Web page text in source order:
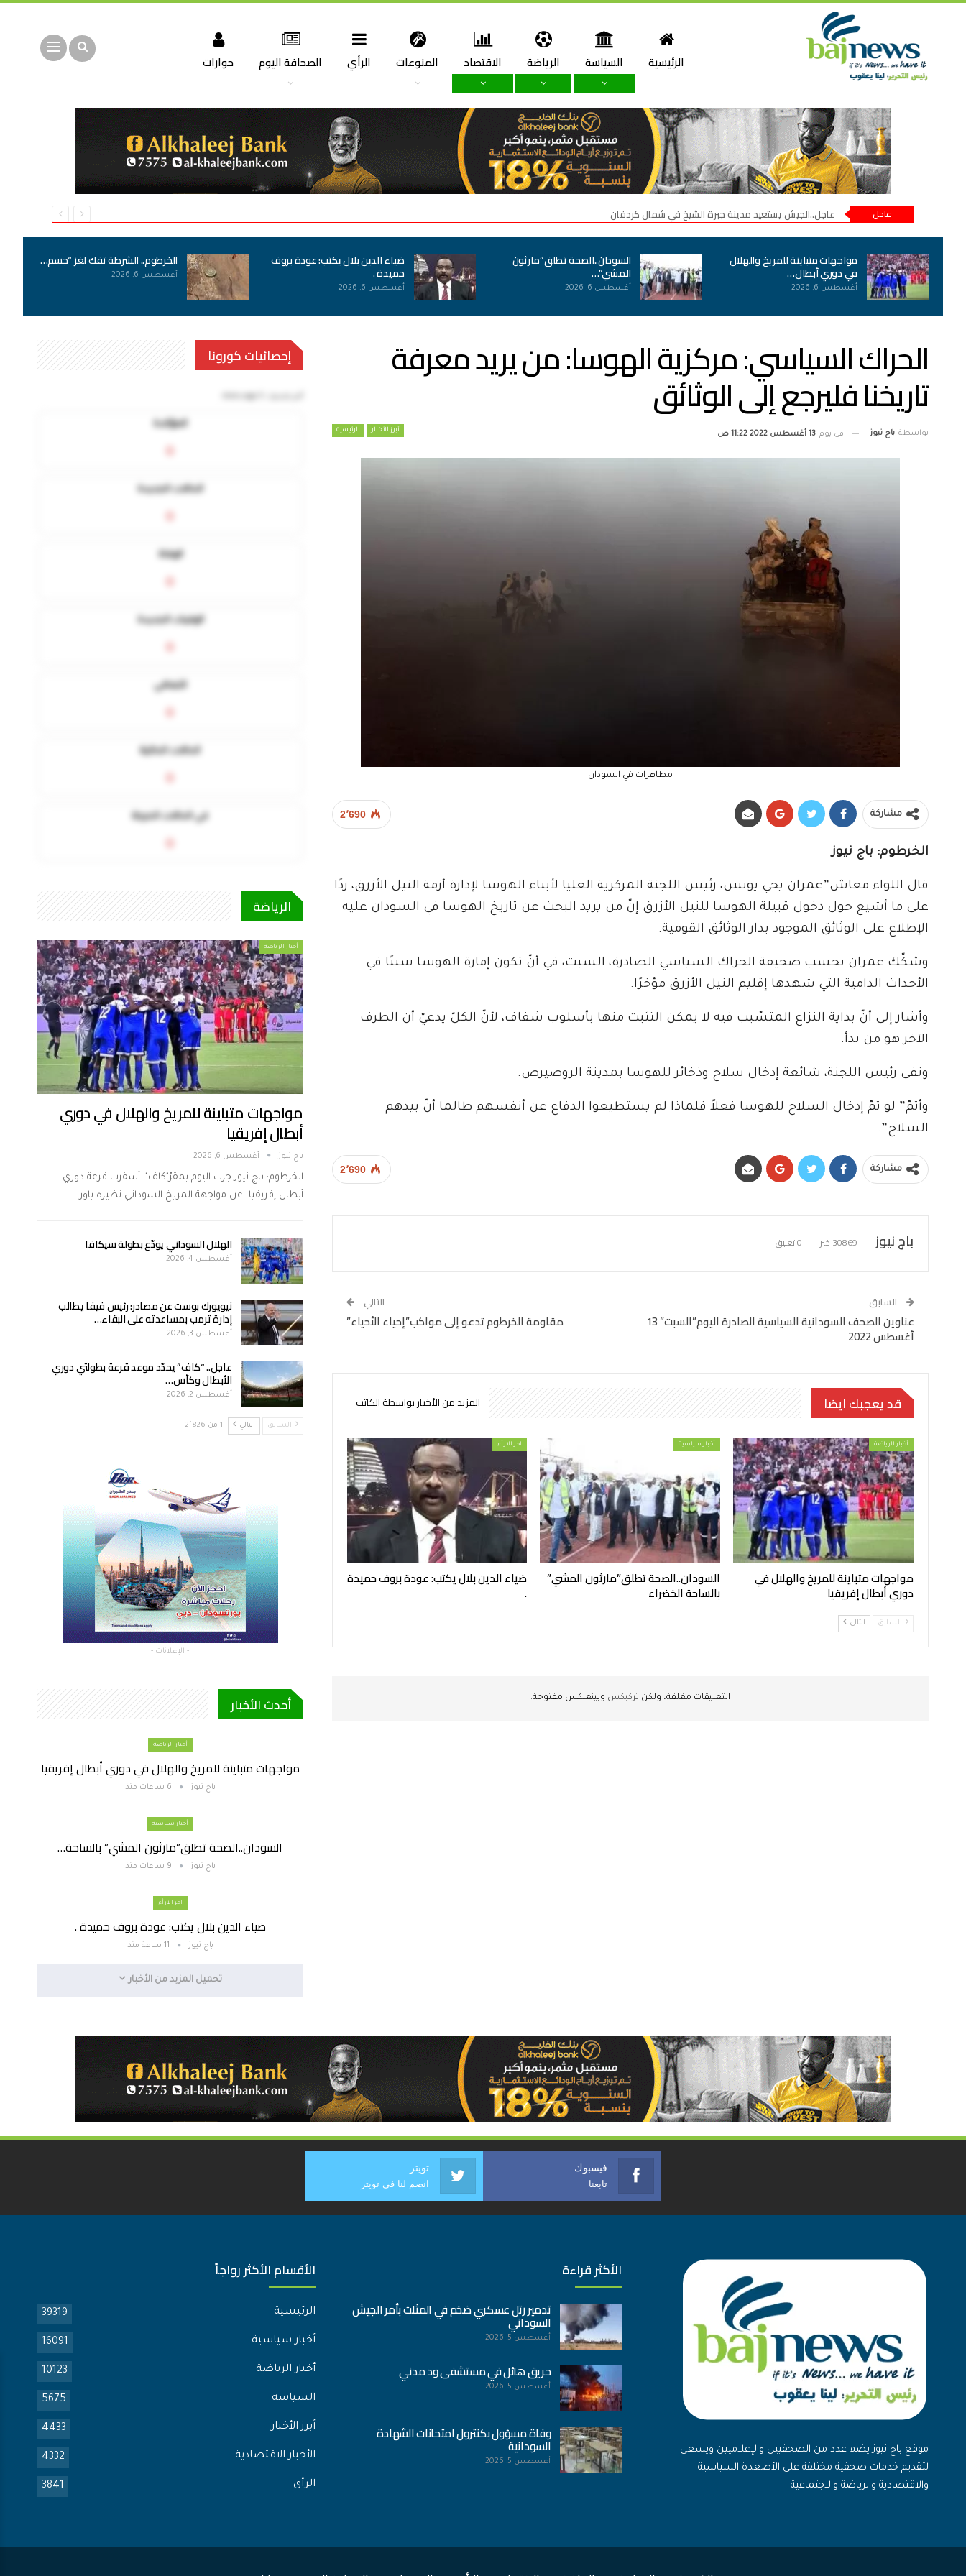
الرئيسية السياسة الرياضة الاقتصاد المنوعات الرأي الصحافة اليوم حوارات
عاجل عاجل..الجيش يستعيد مدينة جبرة الشيخ في شمال كردفان
مواجهات متباينة للمريخ والهلال
في دوري أبطال…
أغسطس 6, 2026
السودان..الصحة تطلق”مارثون
المشي”…
أغسطس 6, 2026
ضياء الدين بلال يكتب: عودة بروف
حميدة .
أغسطس 6, 2026
الخرطوم.. الشرطة تفك لغز “جسم…
أغسطس 6, 2026
الحراك السياسي: مركزية الهوسا: من يريد معرفة
تاريخنا فليرجع إلى الوثائق
أبرز الأخبار الرئيسية بواسطة باج نيوز في يوم 13 أغسطس 2022 11:22 ص
مظاهرات في السودان
2٬690 مشاركة
الخرطوم: باج نيوز
قال اللواء معاش”عمران يحي يونس، رئيس اللجنة المركزية العليا لأبناء الهوسا لإدارة أزمة النيل الأزرق، ردًا
على ما أشيع حول دخول قبيلة الهوسا للنيل الأزرق إنّ من يريد البحث عن تاريخ الهوسا في السودان عليه
الإطلاع على الوثائق الموجود بدار الوثائق القومية.
وشكّك عمران بحسب صحيفة الحراك السياسي الصادرة، السبت، في أنّ تكون إمارة الهوسا سببًا في
الأحداث الدامية التي شهدها إقليم النيل الأزرق مؤخرًا.
وأشار إلى أنّ بداية النزاع المتسّبب فيه لا يمكن التثبت منها بأسلوب شفاف، لأنّ الكلّ يدعيّ أن الطرف
الآخر هو من بدأ.
ونفى رئيس اللجنة، شائعة إدخال سلاح وذخائر للهوسا بمدينة الروصيرص.
وأتمّ” لو تمّ إدخال السلاح للهوسا فعلاً فلماذا لم يستطيعوا الدفاع عن أنفسهم طالما أنّ بيدهم
السلاح”.
2٬690 مشاركة
باج نيوز 30869 خبر 0 تعليق
السابق
عناوين الصحف السودانية السياسية الصادرة اليوم”السبت” 13
أغسطس 2022
التالي
مقاومة الخرطوم تدعو إلى مواكب”إحياء الأحياء”
قد يعجبك ايضا المزيد من الأخبار بواسطة الكاتب
أخبار الرياضة
مواجهات متباينة للمريخ والهلال في
دوري أبطال إفريقيا
أخبار سياسية
السودان..الصحة تطلق”مارثون المشي”
بالساحة الخضراء
اخر الارأء
ضياء الدين بلال يكتب: عودة بروف حميدة
.
السابق التالي
التعليقات مغلقة، ولكن تركبكس وبينغبكس مفتوحة.
إحصائيات كورونا
التعافي
في الحالات الحرجة
الرياضة
أخبار الرياضة
مواجهات متباينة للمريخ والهلال في دوري
أبطال إفريقيا
باج نيوز أغسطس 6, 2026
الخرطوم: باج نيوز جرت اليوم بمقرّ"كاف". أسفرت قرعة دوري
أبطال إفريقيا، عن مواجهة المريخ السوداني نظيره باور…
الهلال السوداني يودّع بطولة سيكافا
أغسطس 4, 2026
نيويورك بوست عن مصادر: رئيس فيفا يطالب
إدارة ترمب بمساعدته على البقاء…
أغسطس 3, 2026
عاجل.. “كاف” يحدّد موعد قرعة بطولتي دوري
الأبطال وكأس…
أغسطس 2, 2026
السابق التالي 1 من 2٬826
- الإعلانات -
أحدث الأخبار
أخبار الرياضة
مواجهات متباينة للمريخ والهلال في دوري أبطال إفريقيا
باج نيوز 6 ساعات منذ
أخبار سياسية
السودان..الصحة تطلق”مارثون المشي” بالساحة…
باج نيوز 9 ساعات منذ
اخر الارأء
ضياء الدين بلال يكتب: عودة بروف حميدة .
باج نيوز 11 ساعة منذ
تحميل المزيد من الأخبار
فيسبوك
تابعنا
تويتر
انضم لنا في تويتر
موقع باج نيوز يضم عدد من الصحفيين والإعلاميين ويسعى
لتقديم خدمات صحفية مختلفة على الأصعدة السياسية
والاقتصادية والرياضة والاجتماعية
الأكثر قراءة
تدمير رتل عسكري ضخم في المثلث بأمر الجيش
السوداني
أغسطس 5, 2026
حريق هائل في مستشفى ود مدني
أغسطس 5, 2026
وفاة مسؤول بكنترول امتحانات الشهادة
السودانية
أغسطس 5, 2026
الأقسام الأكثر رواجاً
الرئيسية 39319
أخبار سياسية 16091
أخبار الرياضة 10123
السياسة 5675
أبرز الأخبار 4433
الأخبار الاقتصادية 4332
الرأي 3841